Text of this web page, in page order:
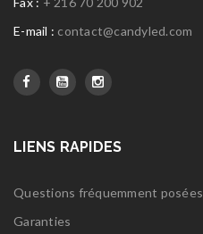
E-mail : contact@candyled.com
LIENS RAPIDES
Questions fréquemment posées
Garanties